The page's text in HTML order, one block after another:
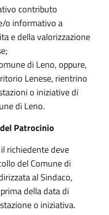
contributo
o informativo a
e della valorizzazione
di Leno, oppure,
Lenese, rientrino
o iniziative di
di Leno.
Patrocinio
richiedente deve
del Comune di
al Sindaco,
della data di
o iniziativa.